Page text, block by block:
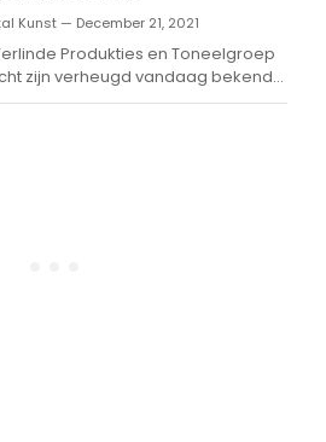
te zien.
Kunst — December 21, 2021
Produkties en Toneelgroep
zijn verheugd vandaag bekend
dat William Spaaij vanaf volgend